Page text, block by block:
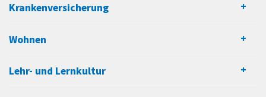
Krankenversicherung
Wohnen
Lehr- und Lernkultur